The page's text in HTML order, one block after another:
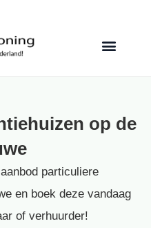
op de
particuliere
en boek deze vandaag
of verhuurder!